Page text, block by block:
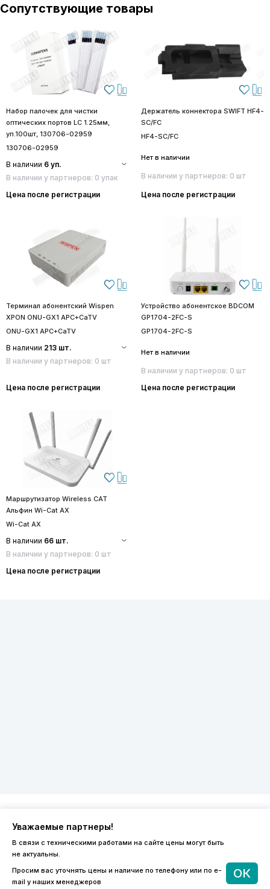
Сопутствующие товары
Набор палочек для чистки
оптических портов LC 1.25мм,
уп.100шт, 130706-02959
130706-02959
В наличии 6 уп.
В наличии у партнеров: 0 упак
Цена после регистрации
Держатель коннектора SWIFT HF4-
SC/FC
HF4-SC/FC
Нет в наличии
В наличии у партнеров: 0 шт
Цена после регистрации
Терминал абонентский Wispen
XPON ONU-GX1 APC+CaTV
ONU-GX1 APC+CaTV
В наличии 213 шт.
В наличии у партнеров: 0 шт
Цена после регистрации
Устройство абонентское BDCOM
GP1704-2FC-S
GP1704-2FC-S
Нет в наличии
В наличии у партнеров: 0 шт
Цена после регистрации
Маршрутизатор Wireless CAT
Альфин Wi-Cat AX
Wi-Cat AX
В наличии 66 шт.
В наличии у партнеров: 0 шт
Цена после регистрации
Уважаемые партнеры!
В связи с техническими работами на сайте цены могут быть
не актуальны.
Просим вас уточнять цены и наличие по телефону или по e-
mail у наших менеджеров
ОК
8 (800) 600-44-94
ПН-ПТ 9:00 - 18:00
order@sibvols.ru
О компании